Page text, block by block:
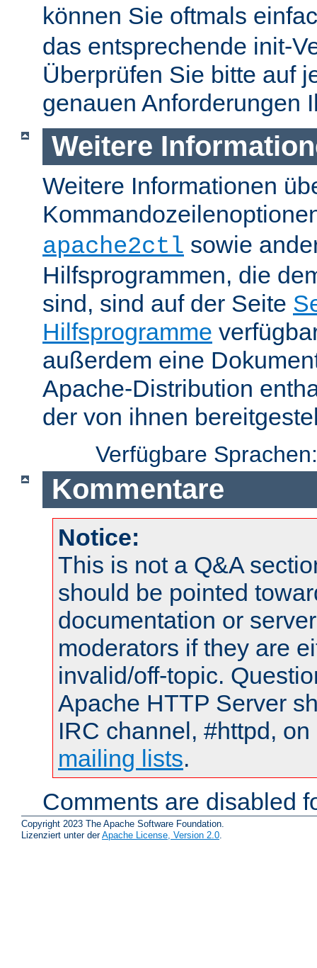
können Sie oftmals
das entsprechende init-
Überprüfen Sie bitte auf
genauen Anforderungen
Weitere
Weitere Informationen
apache2ctl sowie
Hilfsprogrammen, die
sind, sind auf der Seite
Hilfsprogramme
außerdem eine
Apache-Distribution
der von ihnen
Verfügbare
Kommentare
Notice:
This is not a Q&A
should be pointed
documentation or
moderators if they are
invalid/off-topic.
Apache HTTP Server
IRC channel, #httpd,
mailing lists.
Comments are disabled
Copyright 2023 The Apache Software Foundation.
Lizenziert unter derApache License, Version 2.0